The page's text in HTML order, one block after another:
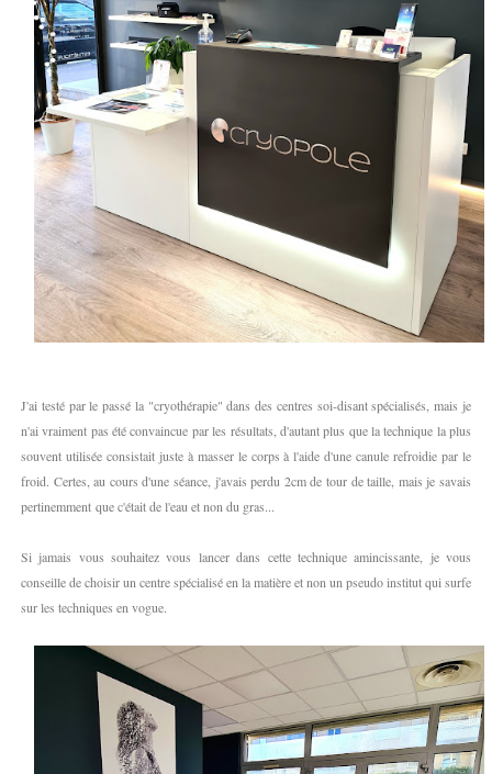
J'ai testé par le passé la "cryothérapie" dans des centres soi-disant spécialisés, mais je
n'ai vraiment pas été convaincue par les résultats, d'autant plus que la technique la plus
souvent utilisée consistait juste à masser le corps à l'aide d'une canule refroidie par le
froid. Certes, au cours d'une séance, j'avais perdu 2cm de tour de taille, mais je savais
pertinemment que c'était de l'eau et non du gras...
Si jamais vous souhaitez vous lancer dans cette technique amincissante, je vous
conseille de choisir un centre spécialisé en la matière et non un pseudo institut qui surfe
sur les techniques en vogue.